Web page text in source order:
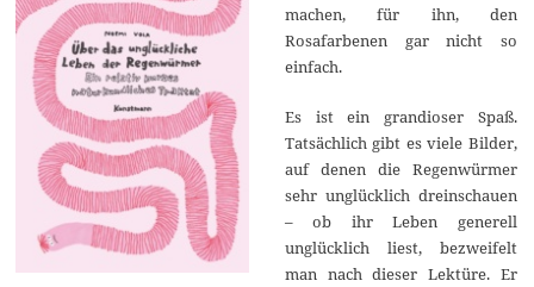
machen, für ihn, den
Rosafarbenen gar nicht so
einfach.
Es ist ein grandioser Spaß.
Tatsächlich gibt es viele Bilder,
auf denen die Regenwürmer
sehr unglücklich dreinschauen
– ob ihr Leben generell
unglücklich liest, bezweifelt
man nach dieser Lektüre. Er